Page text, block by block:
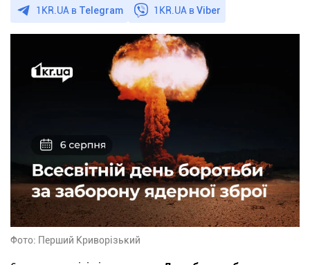
1KR.UA в Telegram 1KR.UA вViber
Фото: Перший Криворізький